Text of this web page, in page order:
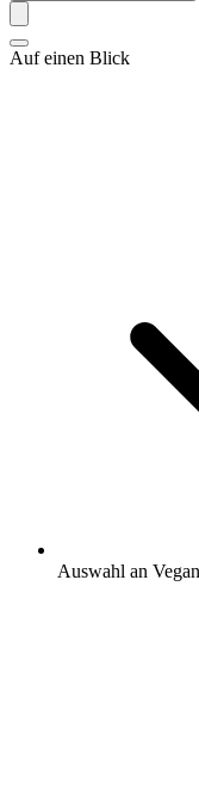
Auf einen Blick
Auswahl an